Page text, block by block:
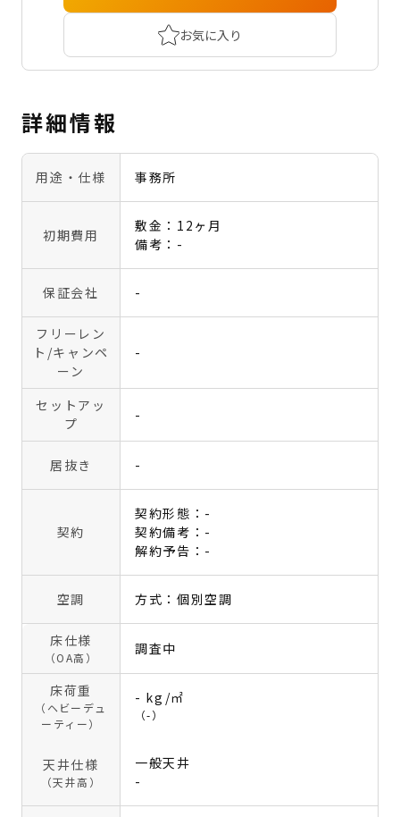
お気に入り
詳細情報
用途・仕様 事務所
初期費用
敷金：12ヶ月
備考：-
保証会社 -
フリーレン
ト /キャンペ
ーン
-
セットアッ
プ
-
居抜き -
契約
契約形態：-
契約備考：-
解約予告：-
空調 方式：個別空調
床仕様
（OA高）
調査中
床荷重
（ヘビーデュ
ーティー）
- kg/㎡
（-）
天井仕様
（天井高）
一般天井
-